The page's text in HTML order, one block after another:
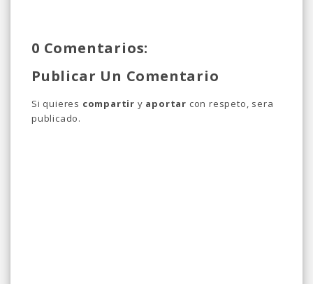
0 Comentarios:
Publicar Un Comentario
Si quieres compartir y aportar con respeto, sera
publicado.